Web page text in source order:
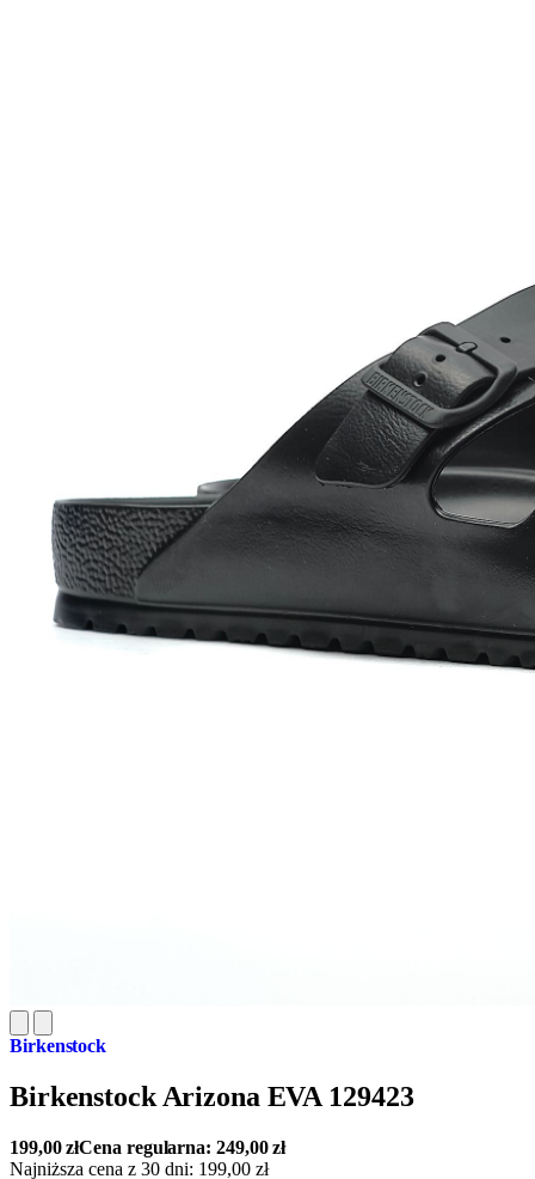
Birkenstock
Birkenstock Arizona EVA 129423
199,00złCena regularna:249,00zł
Najniższa cena z 30 dni: 199,00 zł